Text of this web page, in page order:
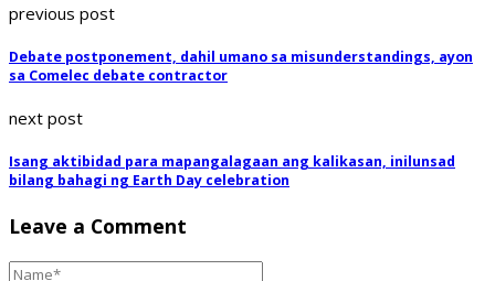
previous post
Debate postponement, dahil umano sa misunderstandings, ayon
sa Comelec debate contractor
next post
Isang aktibidad para mapangalagaan ang kalikasan, inilunsad
bilang bahagi ng Earth Day celebration
Leave a Comment